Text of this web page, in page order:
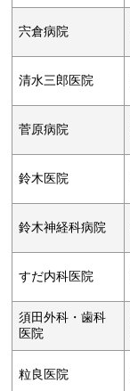
宍倉病院
清水三郎医院
菅原病院
鈴木医院
鈴木神経科病院
すだ内科医院
須田外科・歯科
医院
粒良医院